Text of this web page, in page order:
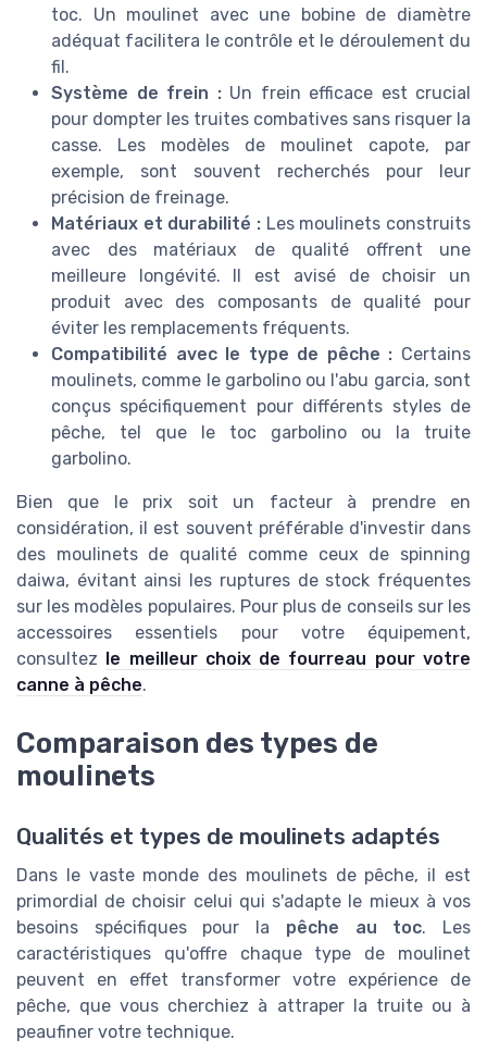
toc. Un moulinet avec une bobine de diamètre
adéquat facilitera le contrôle et le déroulement du
fil.
Système de frein :Un frein efficace est crucial
pour dompter les truites combatives sans risquer la
casse. Les modèles de moulinet capote, par
exemple, sont souvent recherchés pour leur
précision de freinage.
Matériaux et durabilité : Les moulinets construits
avec des matériaux de qualité offrent une
meilleure longévité. Il est avisé de choisir un
produit avec des composants de qualité pour
éviter les remplacements fréquents.
Compatibilité avec le type de pêche : Certains
moulinets, comme le garbolino ou l'abu garcia, sont
conçus spécifiquement pour différents styles de
pêche, tel que le toc garbolino ou la truite
garbolino.
Bien que le prix soit un facteur à prendre en
considération, il est souvent préférable d'investir dans
des moulinets de qualité comme ceux de spinning
daiwa, évitant ainsi les ruptures de stock fréquentes
sur les modèles populaires. Pour plus de conseils sur les
accessoires essentiels pour votre équipement,
consultez le meilleur choix de fourreau pour votre
canne à pêche.
Comparaison des types de
moulinets
Qualités et types de moulinets adaptés
Dans le vaste monde des moulinets de pêche, il est
primordial de choisir celui qui s'adapte le mieux à vos
besoins spécifiques pour la pêche au toc. Les
caractéristiques qu'offre chaque type de moulinet
peuvent en effet transformer votre expérience de
pêche, que vous cherchiez à attraper la truite ou à
peaufiner votre technique.